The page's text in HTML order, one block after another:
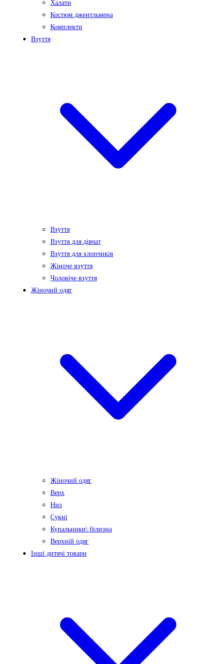
Халати
Костюм джентльмена
Комплекти
Взуття
Взуття
Взуття для дівчат
Взуття для хлопчиків
Жіноче взуття
Чоловіче взуття
Жіночий одяг
Жіночий одяг
Верх
Низ
Сукні
Купальники\ білизна
Верхній одяг
Інші дитячі товари